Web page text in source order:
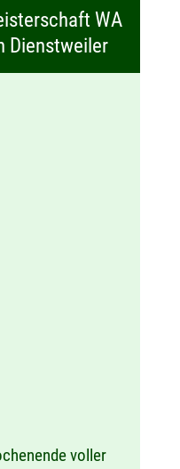
WA
Dienstweiler
voller